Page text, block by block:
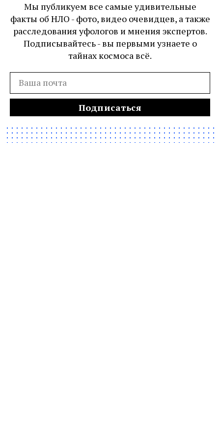
Мы публикуем все самые удивительные
факты об НЛО - фото, видео очевидцев, а также
расследования уфологов и мнения экспертов.
Подписывайтесь - вы первыми узнаете о
тайнах космоса всё.
Подписаться